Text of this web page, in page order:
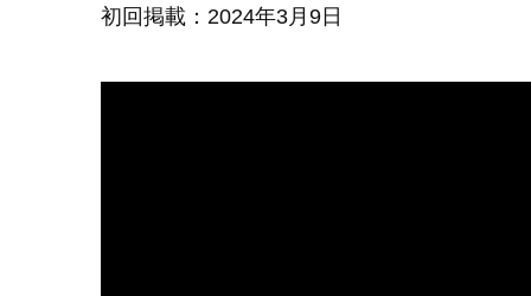
初回掲載：2024年3月9日